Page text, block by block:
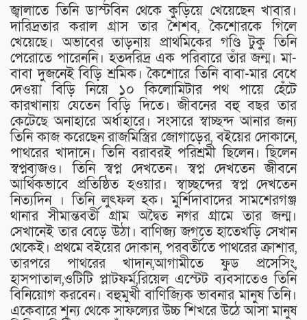
জ্বালাতে তিনি ডাস্টবিন থেকে কুড়িয়ে খেয়েছেন খাবার।
দারিদ্রতার করাল গ্রাস তার শৈশব, কৈশোরকে গিলে
খেয়েছে। অভাবের তাড়নায় প্রাথমিকের গণ্ডি টুকু তিনি
পেরোতে পারেননি। হতদরিদ্র এক পরিবারে তাঁর জন্ম। মা-
বাবা দুজনেই বিড়ি শ্রমিক। কৈশোরে তিনি বাবা-মার বেধে
দেওয়া বিড়ি নিয়ে ১০ কিলোমিটার পথ পায়ে হেঁটে
কারখানায় যেতেন বিড়ি দিতে। জীবনের বহু বছর তার
কেটেছে অনাহারে অর্ধাহারে। সংসারে স্বাচ্ছন্দ আনার জন্য
তিনি কাজ করেছেন রাজমিস্ত্রির জোগাড়ের, বইয়ের দোকানে,
পাথরের খাদানে। তিনি বরাবরই পরিশ্রমী ছিলেন। ছিলেন
স্বপ্নবাজও। তিনি স্বপ্ন দেখতেন। স্বপ্ন দেখতেন জীবনে
আর্থিকভাবে প্রতিষ্ঠিত হওয়ার। স্বাচ্ছন্দের স্বপ্ন দেখতেন
নিত্যদিন । তিনি লুৎফল হক। মুর্শিদাবাদের সামশেরগঞ্জ
থানার সীমান্তবর্তী গ্রাম অদ্বৈত নগর গ্রামে তার জন্ম।
সেখানেই তার বেড়ে উঠা। বাণিজ্য জগতে হাতেখড়ি সেখান
থেকেই। প্রথমে বইয়ের দোকান, পরবর্তীতে পাথরের ক্রাশার,
তারপরে পাথরের খাদান,আগামীতে ফুড প্রসেসিং,
হাসপাতাল,ওটিটি প্লাটফর্ম,রিয়েল এস্টেট ব্যবসাতেও তিনি
বিনিয়োগ করবেন। বহুমুখী বাণিজ্যিক ভাবনার মানুষ তিনি।
একেবারে শূন্য থেকে সাফল্যের উচ্চ শিখরে উঠে আসা মানুষ